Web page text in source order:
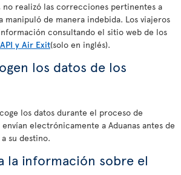
no realizó las correcciones pertinentes a
de manera indebida. Los viajeros
consultando el sitio web de los
y Air Exit(solo en inglés).
los datos de los
los datos durante el proceso de
electrónicamente a Aduanas antes de
su destino.
la información sobre el